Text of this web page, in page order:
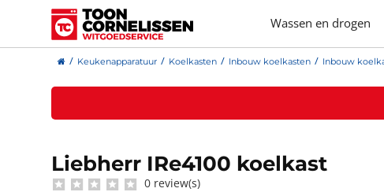
Wassen en drogen
Keukenapparatuur Koelkasten Inbouw koelkasten Inbouw
Liebherr IRe4100 koelkast
0 review(s)